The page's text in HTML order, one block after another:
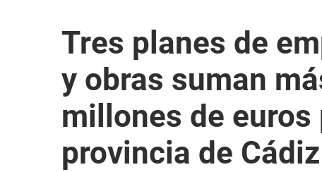
Tres planes de
y obras suman
millones de euros
provincia de Cádiz